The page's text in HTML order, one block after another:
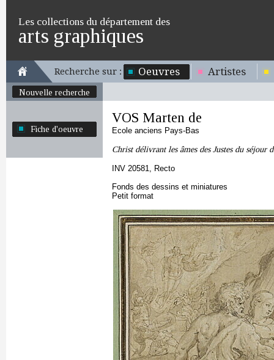
Les collections du département des
arts graphiques
Recherche sur : Oeuvres Artistes
Nouvelle recherche
Fiche d'oeuvre
VOS Marten de
Ecole anciens Pays-Bas
Christ délivrant les âmes des Justes du séjour
INV 20581, Recto
Fonds des dessins et miniatures
Petit format